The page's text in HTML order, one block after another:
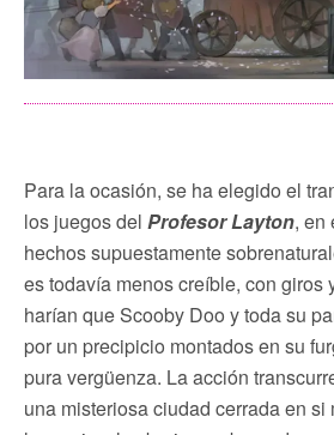
Para la ocasión, se ha elegido el
los juegos del Profesor Layton, en
hechos supuestamente
es todavía menos creíble, con giros
harían que Scooby Doo y toda su
por un precipicio montados en su
pura vergüenza. La acción
una misteriosa ciudad cerrada en